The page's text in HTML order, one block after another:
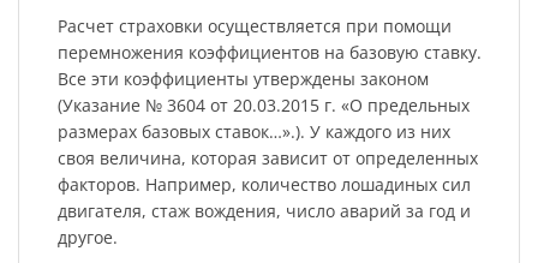
Расчет страховки осуществляется при помощи
перемножения коэффициентов на базовую ставку.
Все эти коэффициенты утверждены законом
(Указание № 3604 от 20.03.2015 г. «О предельных
размерах базовых ставок…».). У каждого из них
своя величина, которая зависит от определенных
факторов. Например, количество лошадиных сил
двигателя, стаж вождения, число аварий за год и
другое.